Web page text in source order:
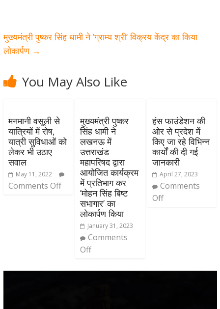
मुख्यमंत्री पुष्कर सिंह धामी ने ’ग्राम्य श्री’ विक्रय केंद्र का किया
लोकार्पण →
You May Also Like
मनमानी वसूली से
यात्रियों में रोष,
यात्री सुविधाओं को
लेकर भी उठाए
सवाल
May 11, 2022
Comments Off
मुख्यमंत्री पुष्कर
सिंह धामी ने
लखनऊ में
उत्तराखंड
महापरिषद द्वारा
आयोजित कार्यक्रम
में प्रतिभाग कर
’मोहन सिंह बिष्ट
सभागार’ का
लोकार्पण किया
January 31, 2023
Comments
Off
हंस फाउंडेशन की
ओर से प्रदेश में
किए जा रहे विभिन्न
कार्यों की दी गई
जानकारी
April 27, 2023
Comments
Off